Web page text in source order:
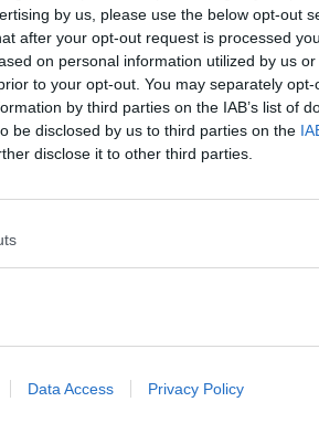
by us, please use the below opt-out
after your opt-out request is processed
on personal information utilized by us
to your opt-out. You may separately
by third parties on the IAB’s list of
be disclosed by us to third parties on the
disclose it to other third parties.
Data Access Privacy Policy